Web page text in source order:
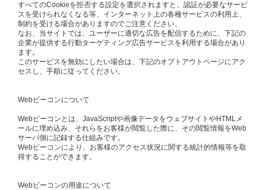
すべてのCookieを拒否する設定を選択されますと、認証が必要なサービ
スを受けられなくなる等、インターネット上の各種サービスの利用上、
制約を受ける場合がありますのでご注意ください。
なお、当サイトでは、ユーザーに適切な広告を配信するために、下記の
企業が提供する行動ターゲティング広告サービスを利用する場合があり
ます。
このサービスを無効にしたい場合は、下記のオプトアウトページにアク
セスし、手順に従ってください。
Webビーコンについて
Webビーコンとは、JavaScriptや画像データをウェブサイトやHTMLメ
ールに埋め込み、それらをお客様が閲覧した際に、その閲覧情報をWeb
サーバ側に記録する仕組みです。
Webビーコンにより、お客様のアクセス状況に関する統計的情報等を取
得することができます。
Webビーコンの用途について